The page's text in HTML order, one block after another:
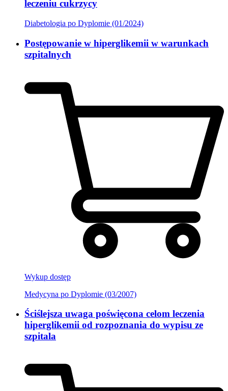
leczeniu cukrzycy
Diabetologia po Dyplomie (01/2024)
Postępowanie w hiperglikemii w warunkach
szpitalnych
Wykup dostęp
Medycyna po Dyplomie (03/2007)
Ściślejsza uwaga poświęcona celom leczenia
hiperglikemii od rozpoznania do wypisu ze
szpitala